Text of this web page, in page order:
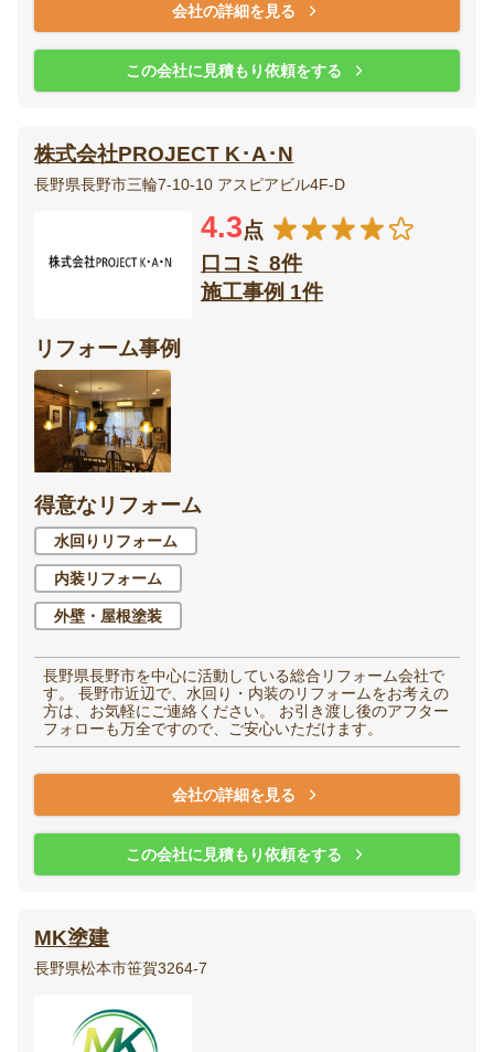
リノベーション
その他
会社の詳細を見る
この会社に見積もり依頼をする
株式会社PROJECT K･A･N
長野県長野市三輪7-10-10 アスピアビル4F-D
4.3点
口コミ 8件
施工事例 1件
リフォーム事例
得意なリフォーム
水回りリフォーム
内装リフォーム
外壁・屋根塗装
長野県長野市を中心に活動している総合リフォーム会社で
す。 長野市近辺で、水回り・内装のリフォームをお考えの
方は、お気軽にご連絡ください。 お引き渡し後のアフター
フォローも万全ですので、ご安心いただけます。
会社の詳細を見る
この会社に見積もり依頼をする
MK塗建
長野県松本市笹賀3264-7